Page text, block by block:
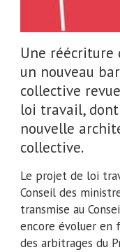
Une réécriture
un nouveau
collective
loi travail,
nouvelle
collective.
Le projet de loi
Conseil des
transmise au
encore évoluer en
des arbitrages du